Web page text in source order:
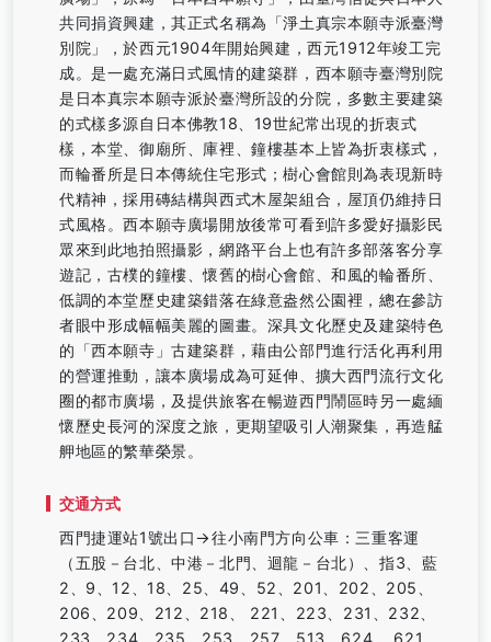
共同捐資興建，其正式名稱為「淨土真宗本願寺派臺灣
別院」，於西元1904年開始興建，西元1912年竣工完
成。是一處充滿日式風情的建築群，西本願寺臺灣別院
是日本真宗本願寺派於臺灣所設的分院，多數主要建築
的式樣多源自日本佛教18、19世紀常出現的折衷式
樣，本堂、御廟所、庫裡、鐘樓基本上皆為折衷樣式，
而輪番所是日本傳統住宅形式；樹心會館則為表現新時
代精神，採用磚結構與西式木屋架組合，屋頂仍維持日
式風格。西本願寺廣場開放後常可看到許多愛好攝影民
眾來到此地拍照攝影，網路平台上也有許多部落客分享
遊記，古樸的鐘樓、懷舊的樹心會館、和風的輪番所、
低調的本堂歷史建築錯落在綠意盎然公園裡，總在參訪
者眼中形成幅幅美麗的圖畫。深具文化歷史及建築特色
的「西本願寺」古建築群，藉由公部門進行活化再利用
的營運推動，讓本廣場成為可延伸、擴大西門流行文化
圈的都市廣場，及提供旅客在暢遊西門鬧區時另一處緬
懷歷史長河的深度之旅，更期望吸引人潮聚集，再造艋
舺地區的繁華榮景。
交通方式
西門捷運站1號出口→往小南門方向公車：三重客運
（五股－台北、中港－北門、迴龍－台北）、指3、藍
2、9、12、18、25、49、52、201、202、205、
206、209、212、218、 221、223、231、232、
233、234、235、253、257、513、624、 621、